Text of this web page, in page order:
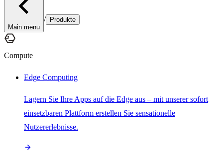
Main menu
/ Produkte
Compute
Edge Computing
Lagern Sie Ihre Apps auf die Edge aus – mit unserer sofort
einsetzbaren Plattform erstellen Sie sensationelle
Nutzererlebnisse.